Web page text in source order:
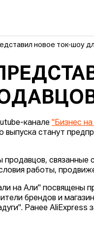
новое ток-шоу
канале"Бизнес
выпуска станут
продавцов,
работы,
на Али" посвящены
брендов и
Ранее AliExpress